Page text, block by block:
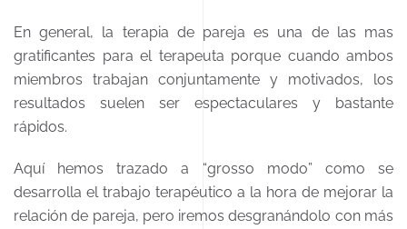
En general, la terapia de pareja es una de las mas
gratificantes para el terapeuta porque cuando ambos
miembros trabajan conjuntamente y motivados, los
resultados suelen ser espectaculares y bastante
rápidos.
Aquí hemos trazado a “grosso modo” como se
desarrolla el trabajo terapéutico a la hora de mejorar la
relación de pareja, pero iremos desgranándolo con más